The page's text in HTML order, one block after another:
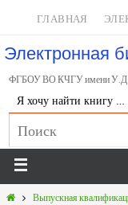
ГЛАВНАЯ
Электронная
ФГБОУ ВО КЧГУ имени У.Д.
Я хочу найти книгу …
Выпускная